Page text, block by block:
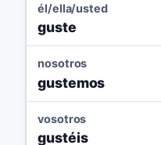
él/ella/usted
guste
nosotros
gustemos
vosotros
gustéis